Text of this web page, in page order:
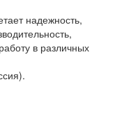
надежность,
в различных